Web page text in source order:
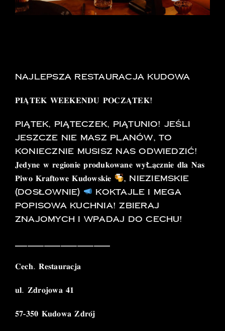
Najlepsza Restauracja Kudowa
𝐏𝐈𝐀̨𝐓𝐄𝐊 𝐖𝐄𝐄𝐊𝐄𝐍𝐃𝐔 𝐏𝐎𝐂𝐙𝐀̨𝐓𝐄𝐊!
Piątek, piąteczek, piątunio! Jeśli
jeszcze nie masz planów, to
koniecznie musisz nas odwiedzić!
𝐉𝐞𝐝𝐲𝐧𝐞 𝐰 𝐫𝐞𝐠𝐢𝐨𝐧𝐢𝐞 𝐩𝐫𝐨𝐝𝐮𝐤𝐨𝐰𝐚𝐧𝐞 𝐰𝐲ł𝐚̨𝐜𝐳𝐧𝐢𝐞 𝐝𝐥𝐚 𝐍𝐚𝐬
𝐏𝐢𝐰𝐨 𝐊𝐫𝐚𝐟𝐭𝐨𝐰𝐞 𝐊𝐮𝐝𝐨𝐰𝐬𝐤𝐢𝐞
, nieziemskie
(dosłownie)
koktajle i mega
popisowa kuchnia! Zbieraj
znajomych i wpadaj do cechu!
_______________________
𝐂𝐞𝐜𝐡. 𝐑𝐞𝐬𝐭𝐚𝐮𝐫𝐚𝐜𝐣𝐚
𝐮𝐥. 𝐙𝐝𝐫𝐨𝐣𝐨𝐰𝐚 𝟒𝟏
𝟓𝟕-𝟑𝟓𝟎 𝐊𝐮𝐝𝐨𝐰𝐚 𝐙𝐝𝐫𝐨́𝐣